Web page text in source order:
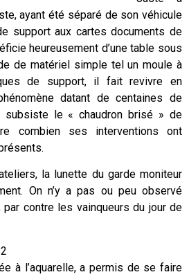
ayant été séparé de son véhicule
support aux cartes documents de
heureusement d’une table sous
de matériel simple tel un moule à
de support, il fait revivre en
datant de centaines de
subsiste le « chaudron brisé » de
combien ses interventions ont
la lunette du garde moniteur
On n’y a pas ou peu observé
par contre les vainqueurs du jour de
à l’aquarelle, a permis de se faire